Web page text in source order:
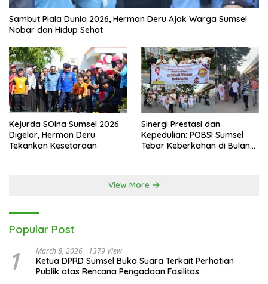
Sambut Piala Dunia 2026, Herman Deru Ajak Warga Sumsel
Nobar dan Hidup Sehat
Kejurda SOIna Sumsel 2026
Digelar, Herman Deru
Tekankan Kesetaraan
Sinergi Prestasi dan
Kepedulian: POBSI Sumsel
Tebar Keberkahan di Bulan
View More
Popular Post
1 March 8, 2026 1379 View
Ketua DPRD Sumsel Buka Suara Terkait Perhatian
Publik atas Rencana Pengadaan Fasilitas